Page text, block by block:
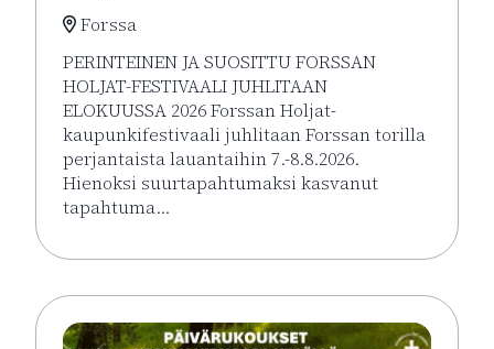
Forssa
PERINTEINEN JA SUOSITTU FORSSAN
HOLJAT-FESTIVAALI JUHLITAAN
ELOKUUSSA 2026 Forssan Holjat-
kaupunkifestivaali juhlitaan Forssan torilla
perjantaista lauantaihin 7.-8.8.2026.
Hienoksi suurtapahtumaksi kasvanut
tapahtuma…
Lue lisää tapahtumasta HOLJAT 2026: Golden VIP